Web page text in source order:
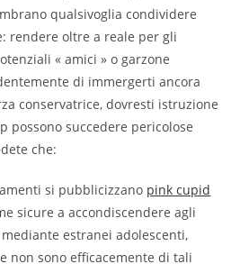
qualsivoglia condividere
rendere oltre a reale per gli
« amici » o garzone
di immergerti ancora
conservatrice, dovresti istruzione
possono succedere pericolose
che:
si pubblicizzano pink cupid
sicure a accondiscendere agli
estranei adolescenti,
non sono efficacemente di tali